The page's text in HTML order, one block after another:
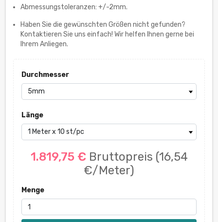
Abmessungstoleranzen: +/-2mm.
Haben Sie die gewünschten Größen nicht gefunden?
Kontaktieren Sie uns einfach! Wir helfen Ihnen gerne bei
Ihrem Anliegen.
Durchmesser
Länge
1.819,75 € Bruttopreis (16,54
€/Meter)
Menge